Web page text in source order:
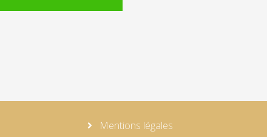
Mentions légales